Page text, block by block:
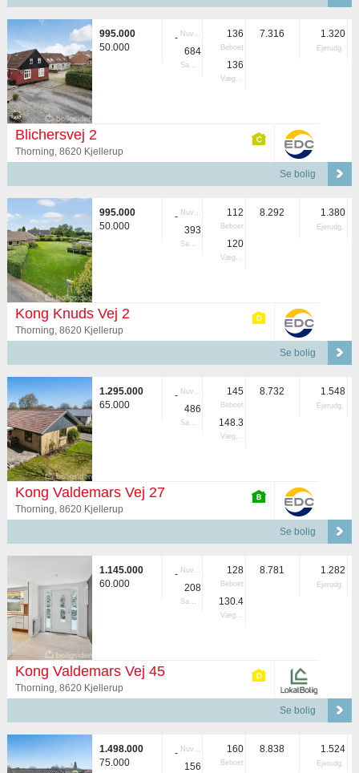
995.000
50.000
- Nuvær.
684
Samlet
136
Beboet
136
Vægtet
7.316 1.320
Ejerudg.
Blichersvej 2
Thorning, 8620 Kjellerup
Se bolig
995.000
50.000
- Nuvær.
393
Samlet
112
Beboet
120
Vægtet
8.292 1.380
Ejerudg.
Kong Knuds Vej 2
Thorning, 8620 Kjellerup
Se bolig
1.295.000
65.000
- Nuvær.
486
Samlet
145
Beboet
148.3
Vægtet
8.732 1.548
Ejerudg.
Kong Valdemars Vej 27
Thorning, 8620 Kjellerup
Se bolig
1.145.000
60.000
- Nuvær.
208
Samlet
128
Beboet
130.4
Vægtet
8.781 1.282
Ejerudg.
Kong Valdemars Vej 45
Thorning, 8620 Kjellerup
Se bolig
1.498.000
75.000
- Nuvær.
156
160
Beboet
8.838 1.524
Ejerudg.